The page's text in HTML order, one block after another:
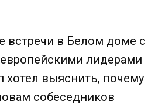
встречи в Белом доме с
лидерами
хотел выяснить, почему
собеседников